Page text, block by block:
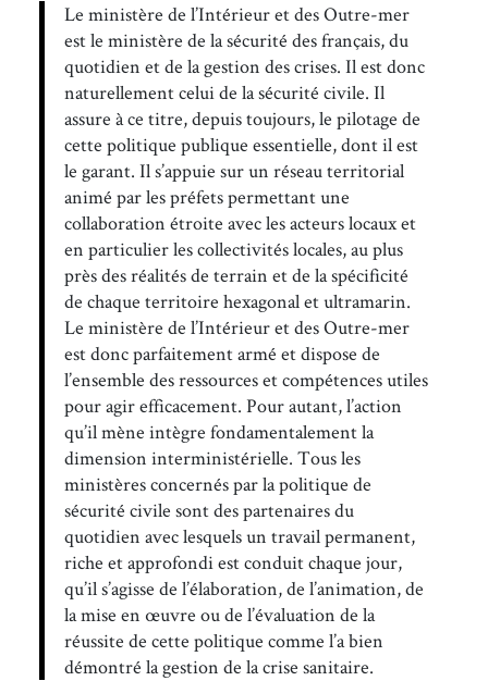
Le ministère de l’Intérieur et des Outre-mer
est le ministère de la sécurité des français, du
quotidien et de la gestion des crises. Il est donc
naturellement celui de la sécurité civile. Il
assure à ce titre, depuis toujours, le pilotage de
cette politique publique essentielle, dont il est
le garant. Il s’appuie sur un réseau territorial
animé par les préfets permettant une
collaboration étroite avec les acteurs locaux et
en particulier les collectivités locales, au plus
près des réalités de terrain et de la spécificité
de chaque territoire hexagonal et ultramarin.
Le ministère de l’Intérieur et des Outre-mer
est donc parfaitement armé et dispose de
l’ensemble des ressources et compétences utiles
pour agir efficacement. Pour autant, l’action
qu’il mène intègre fondamentalement la
dimension interministérielle. Tous les
ministères concernés par la politique de
sécurité civile sont des partenaires du
quotidien avec lesquels un travail permanent,
riche et approfondi est conduit chaque jour,
qu’il s’agisse de l’élaboration, de l’animation, de
la mise en œuvre ou de l’évaluation de la
réussite de cette politique comme l’a bien
démontré la gestion de la crise sanitaire.